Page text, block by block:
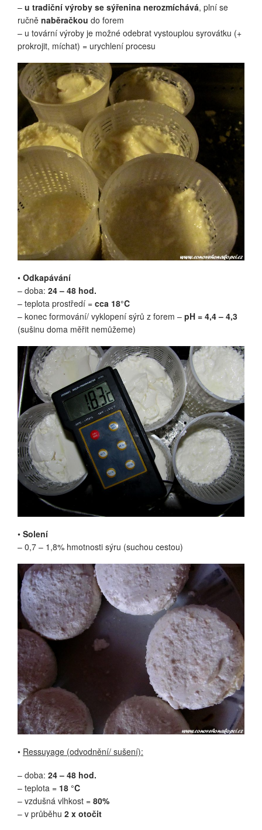
– u tradiční výroby se sýřenina nerozmíchává, plní se
ručně naběračkou do forem
– u tovární výroby je možné odebrat vystouplou syrovátku (+
prokrojit, míchat) = urychlení procesu
• Odkapávání
– doba: 24 – 48 hod.
– teplota prostředí = cca 18°C
– konec formování/ vyklopení sýrů z forem – pH = 4,4 – 4,3
(sušinu doma měřit nemůžeme)
• Solení
– 0,7 – 1,8% hmotnosti sýru (suchou cestou)
• Ressuyage (odvodnění/ sušení):
– doba: 24 – 48 hod.
– teplota = 18 °C
– vzdušná vlhkost = 80%
– v průběhu 2 x otočit